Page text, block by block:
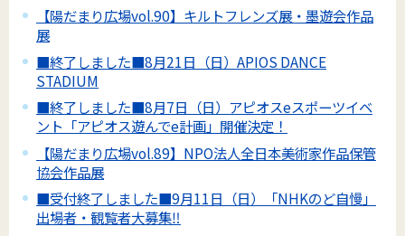
【陽だまり広場vol.90】キルトフレンズ展・墨遊会作品
展
■終了しました■8月21日（日）APIOS DANCE
STADIUM
■終了しました■8月7日（日）アピオスeスポーツイベ
ント「アピオス遊んでe計画」開催決定！
【陽だまり広場vol.89】NPO法人全日本美術家作品保管
協会作品展
■受付終了しました■9月11日（日）「NHKのど自慢」
出場者・観覧者大募集‼